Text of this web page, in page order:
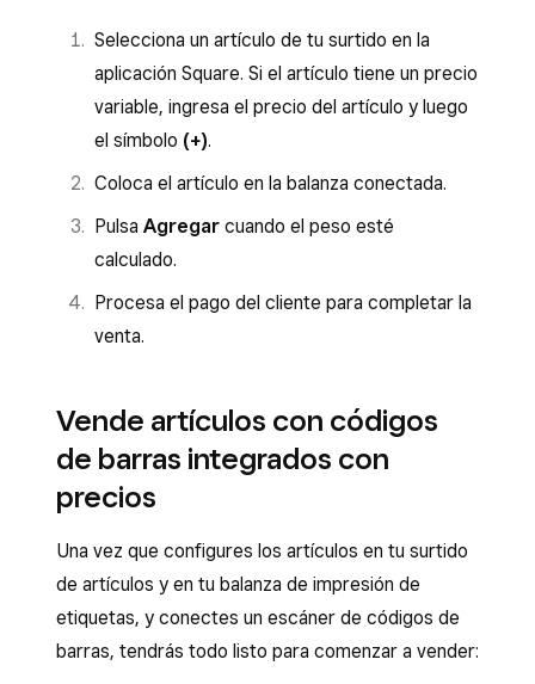
Selecciona un artículo de tu surtido en la
aplicación Square. Si el artículo tiene un precio
variable, ingresa el precio del artículo y luego
el símbolo (+).
Coloca el artículo en la balanza conectada.
Pulsa Agregar cuando el peso esté
calculado.
Procesa el pago del cliente para completar la
venta.
Vende artículos con códigos
de barras integrados con
precios
Una vez que configures los artículos en tu surtido
de artículos y en tu balanza de impresión de
etiquetas, y conectes un escáner de códigos de
barras, tendrás todo listo para comenzar a vender: